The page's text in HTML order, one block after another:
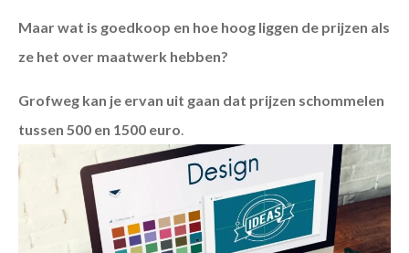
Maar wat is goedkoop en hoe hoog liggen de prijzen als
ze het over maatwerk hebben?
Grofweg kan je ervan uit gaan dat prijzen schommelen
tussen 500 en 1500 euro.